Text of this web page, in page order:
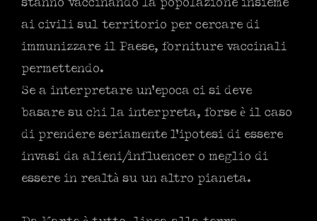
stanno vaccinando la popolazione insieme
ai civili sul territorio per cercare di
immunizzare il Paese, forniture vaccinali
permettendo.
Se a interpretare un’epoca ci si deve
basare su chi la interpreta, forse è il caso
di prendere seriamente l’ipotesi di essere
invasi da alieni/influencer o meglio di
essere in realtà su un altro pianeta.